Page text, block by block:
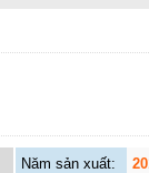
Năm sản xuất: